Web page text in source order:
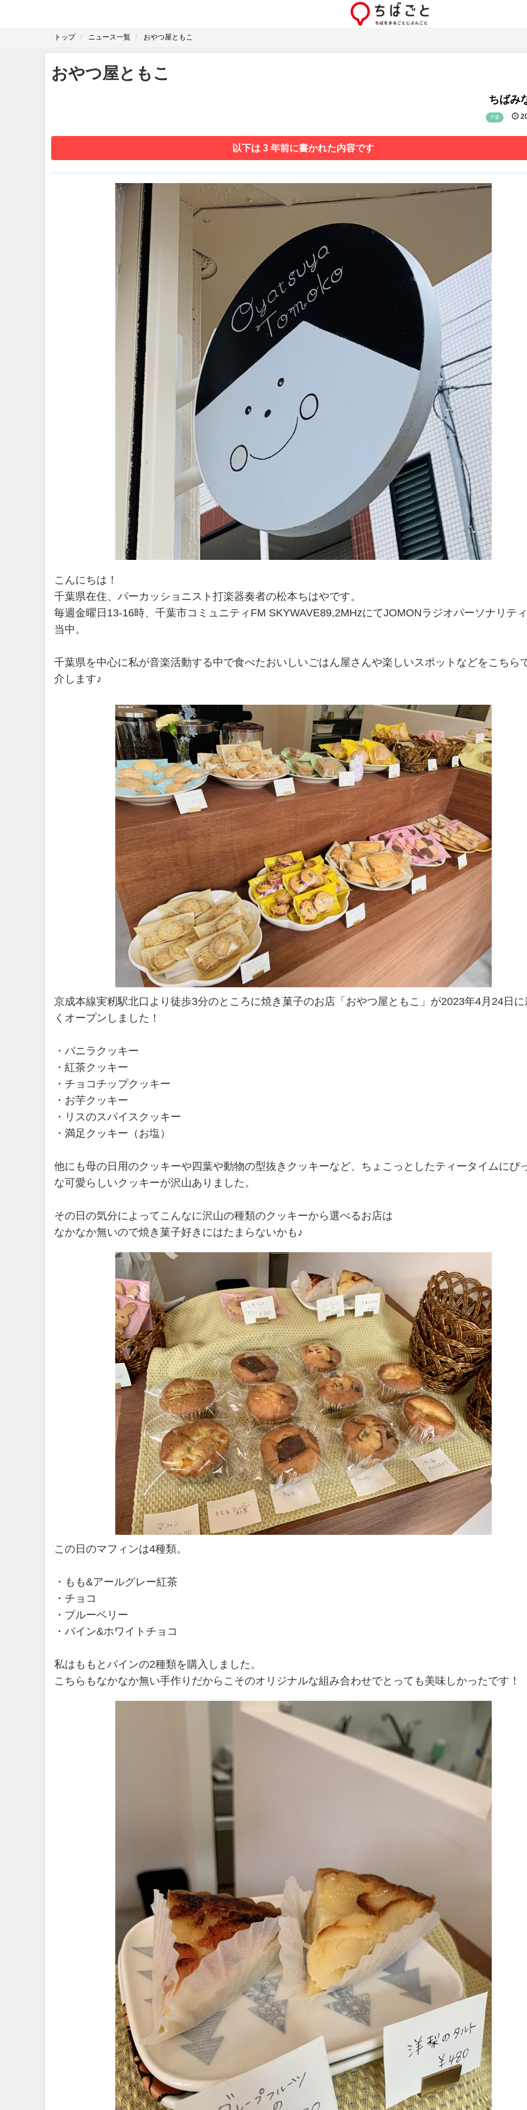
トップ ニュース一覧 おやつ屋ともこ
おやつ屋ともこ
ちばみ
千葉
以下は 3 年前に書かれた内容です
こんにちは！
千葉県在住、パーカッショニスト打楽器奏者の松本ちはやです。
毎週金曜日13-16時、千葉市コミュニティFM SKYWAVE89,2MHzにてJOMONラジオパーソナリテ
当中。
千葉県を中心に私が音楽活動する中で食べたおいしいごはん屋さんや楽しいスポットなどをこちら
介します♪
京成本線実籾駅北口より徒歩3分のところに焼き菓子のお店「おやつ屋ともこ」が2023年4月24日に
くオープンしました！
・バニラクッキー
・紅茶クッキー
・チョコチップクッキー
・お芋クッキー
・リスのスパイスクッキー
・満足クッキー（お塩）
他にも母の日用のクッキーや四葉や動物の型抜きクッキーなど、ちょこっとしたティータイムにぴ
な可愛らしいクッキーが沢山ありました。
その日の気分によってこんなに沢山の種類のクッキーから選べるお店は
なかなか無いので焼き菓子好きにはたまらないかも♪
この日のマフィンは4種類。
・もも&アールグレー紅茶
・チョコ
・ブルーベリー
・パイン&ホワイトチョコ
私はももとパインの2種類を購入しました。
こちらもなかなか無い手作りだからこそのオリジナルな組み合わせでとっても美味しかったです！